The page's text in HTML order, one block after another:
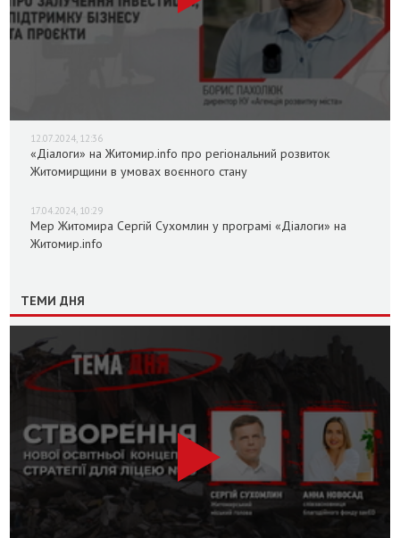
12.07.2024, 12:36
«Діалоги» на Житомир.info про регіональний розвиток
Житомирщини в умовах воєнного стану
17.04.2024, 10:29
Мер Житомира Сергій Сухомлин у програмі «Діалоги» на
Житомир.info
ТЕМИ ДНЯ